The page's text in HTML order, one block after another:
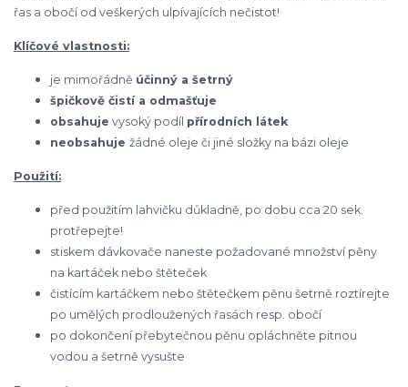
řas a obočí od veškerých ulpívajících nečistot!
Klíčové vlastnosti:
je mimořádně účinný a šetrný
špičkově čistí a odmašťuje
obsahuje vysoký podíl přírodních látek
neobsahuje žádné oleje či jiné složky na bázi oleje
Použití:
před použitím lahvičku důkladně, po dobu cca 20 sek.
protřepejte!
stiskem dávkovače naneste požadované množství pěny
na kartáček nebo štěteček
čistícím kartáčkem nebo štětečkem pěnu šetrně roztírejte
po umělých prodloužených řasách resp. obočí
po dokončení přebytečnou pěnu opláchněte pitnou
vodou a šetrně vysušte